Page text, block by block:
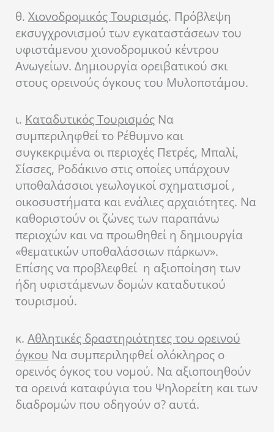
θ. Χιονοδρομικός Τουρισμός. Πρόβλεψη
εκσυγχρονισμού των εγκαταστάσεων του
υφιστάμενου χιονοδρομικού κέντρου
Ανωγείων. Δημιουργία ορειβατικού σκι
στους ορεινούς όγκους του Μυλοποτάμου.
ι. Καταδυτικός Τουρισμός Να
συμπεριληφθεί το Ρέθυμνο και
συγκεκριμένα οι περιοχές Πετρές, Μπαλί,
Σίσσες, Ροδάκινο στις οποίες υπάρχουν
υποθαλάσσιοι γεωλογικοί σχηματισμοί ,
οικοσυστήματα και ενάλιες αρχαιότητες. Να
καθοριστούν οι ζώνες των παραπάνω
περιοχών και να προωθηθεί η δημιουργία
«θεματικών υποθαλάσσιων πάρκων».
Επίσης να προβλεφθεί η αξιοποίηση των
ήδη υφιστάμενων δομών καταδυτικού
τουρισμού.
κ. Αθλητικές δραστηριότητες του ορεινού
όγκου Να συμπεριληφθεί ολόκληρος ο
ορεινός όγκος του νομού. Να αξιοποιηθούν
τα ορεινά καταφύγια του Ψηλορείτη και των
διαδρομών που οδηγούν σ? αυτά.